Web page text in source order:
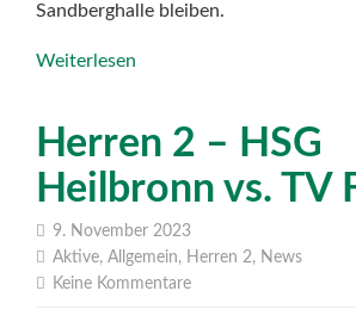
Sandberghalle bleiben.
Weiterlesen
Herren 2 – HSG
Heilbronn vs. TV
9. November 2023
Aktive, Allgemein, Herren 2, News
Keine Kommentare